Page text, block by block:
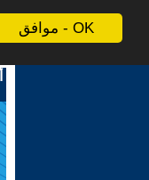
موافق - OK